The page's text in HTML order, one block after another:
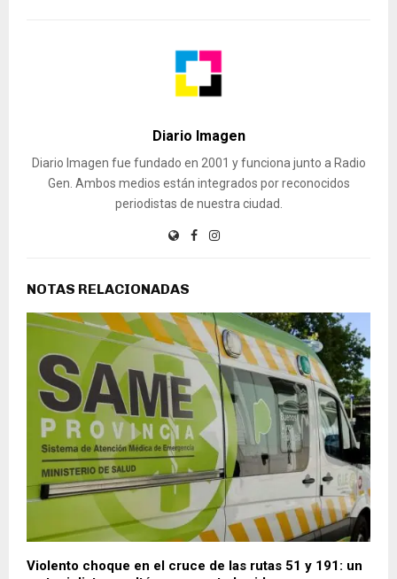
Diario Imagen
Diario Imagen fue fundado en 2001 y funciona junto a Radio
Gen. Ambos medios están integrados por reconocidos
periodistas de nuestra ciudad.
NOTAS RELACIONADAS
Violento choque en el cruce de las rutas 51 y 191: un